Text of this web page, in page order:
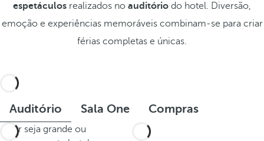
espetáculos realizados no auditório do hotel. Diversão,
emoção e experiências memoráveis combinam-se para criar
férias completas e únicas.
Auditório Sala One Compras
Quer seja grande ou